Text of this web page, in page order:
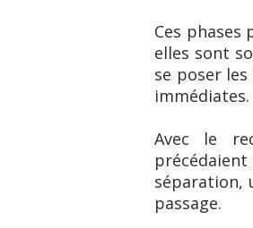
Ces
elles sont
se poser
immédiates.
Avec le
séparation,
passage.